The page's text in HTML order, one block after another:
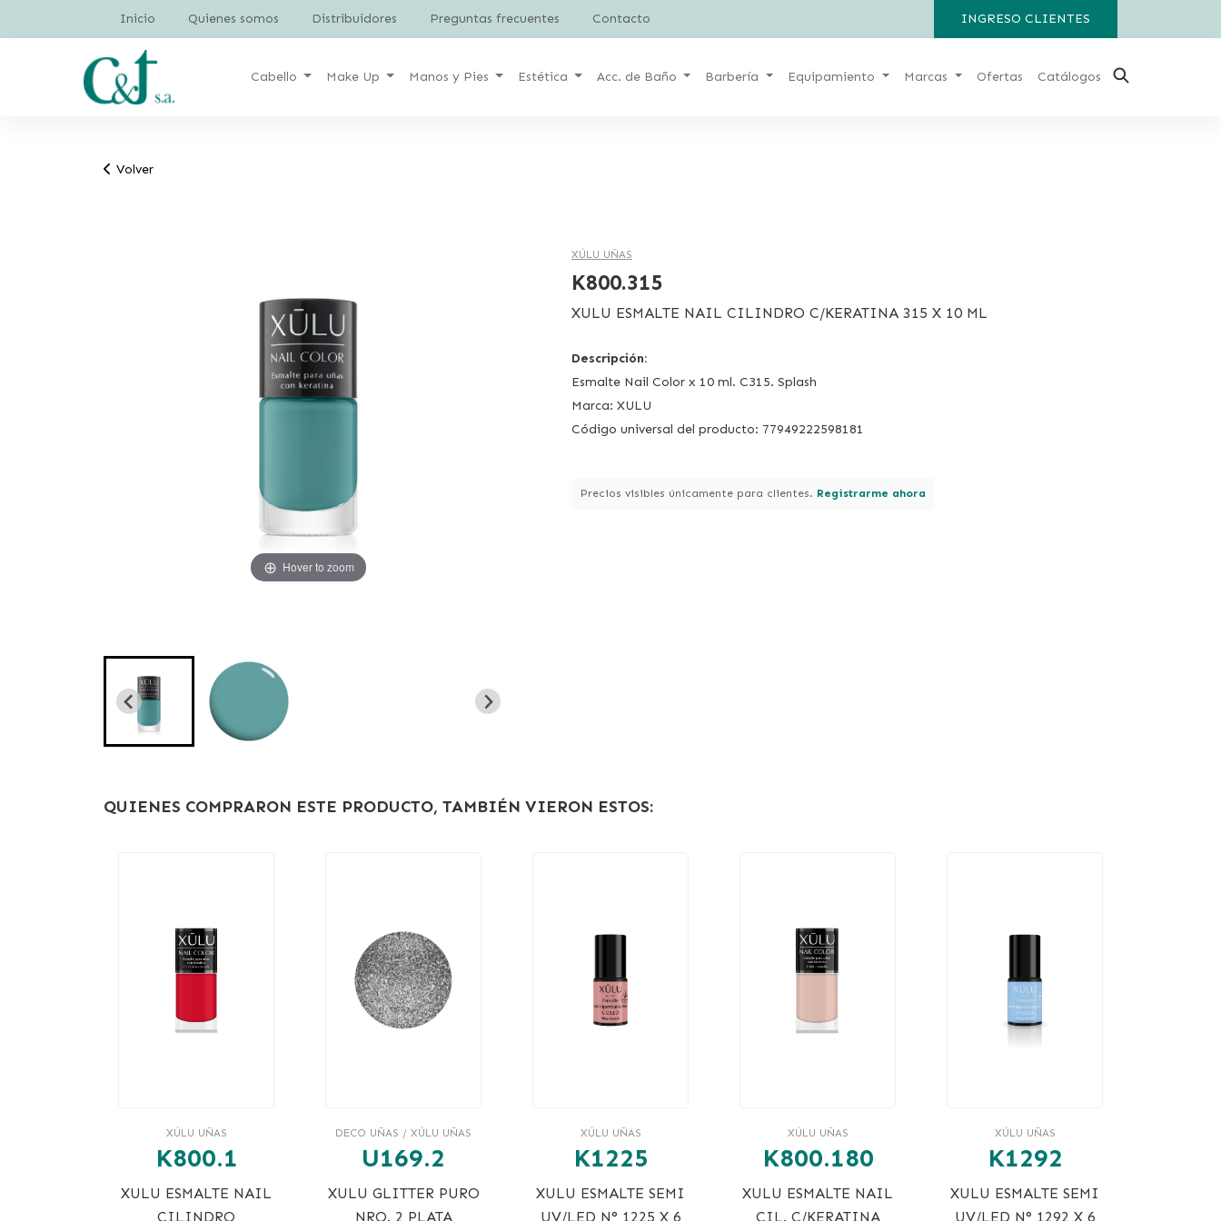
Inicio Quienes somos Distribuidores Preguntas frecuentes Contacto INGRESO CLIENTES
Cabello Make Up Manos y Pies Estética Acc. de Baño Barbería Equipamiento Marcas Ofertas Catálogos
Volver
Hover to zoom
Hover to zoom
XÚLU UÑAS
K800.315
XULU ESMALTE NAIL CILINDRO C/KERATINA 315 X 10 ML
Descripción:
Esmalte Nail Color x 10 ml. C315. Splash
Marca: XULU
Código universal del producto: 77949222598181
Precios visibles únicamente para clientes. Registrarme ahora
QUIENES COMPRARON ESTE PRODUCTO, TAMBIÉN VIERON ESTOS:
XÚLU UÑAS
K800.1
XULU ESMALTE NAIL
CILINDRO
DECO UÑAS / XÚLU UÑAS
U169.2
XULU GLITTER PURO
NRO. 2 PLATA
XÚLU UÑAS
K1225
XULU ESMALTE SEMI
UV/LED N° 1225 X 6
XÚLU UÑAS
K800.180
XULU ESMALTE NAIL
CIL. C/KERATINA
XÚLU UÑAS
K1292
XULU ESMALTE SEMI
UV/LED N° 1292 X 6